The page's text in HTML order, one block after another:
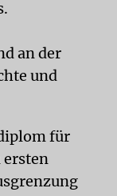
an der
und
für
ersten